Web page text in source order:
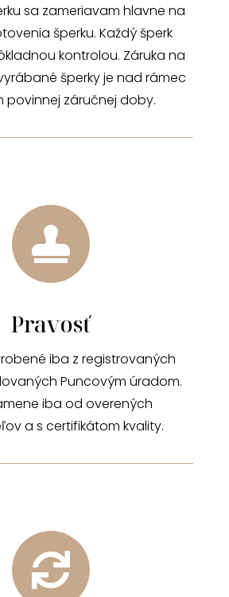
sa zameriavam hlavne na
šperku. Každý šperk
kontrolou. Záruka na
šperky je nad rámec
povinnej záručnej doby.

Pravosť
iba z registrovaných
Puncovým úradom.
iba od overených
a s certifikátom kvality.
